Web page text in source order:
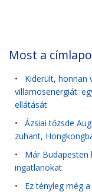
Most a
• Kiderült, honnan
villamosenergiát:
ellátását
• Ázsiai tőzsde
zuhant,
• Már Budapesten
ingatlanokat
• Ez tényleg még